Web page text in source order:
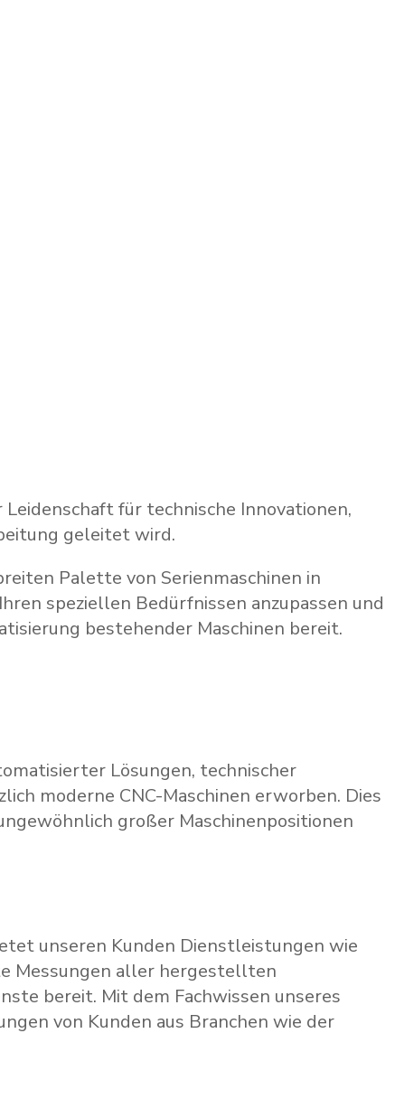
für technische Innovationen,
geleitet wird.
Palette von Serienmaschinen in
speziellen Bedürfnissen anzupassen und
bestehender Maschinen bereit.
Lösungen, technischer
moderne CNC-Maschinen erworben. Dies
großer Maschinenpositionen
unseren Kunden Dienstleistungen wie
Messungen aller hergestellten
bereit. Mit dem Fachwissen unseres
von Kunden aus Branchen wie der